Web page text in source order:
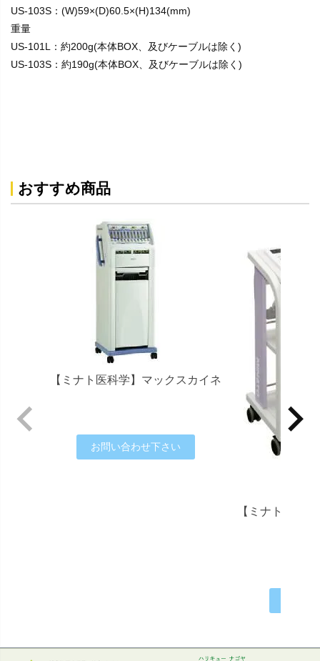
US-103S：(W)59×(D)60.5×(H)134(mm)
重量
US-101L：約200g(本体BOX、及びケーブルは除く)
US-103S：約190g(本体BOX、及びケーブルは除く)
おすすめ商品
【ミナト医科学】マックスカイネ
お問い合わせ下さい
【ミナト医科